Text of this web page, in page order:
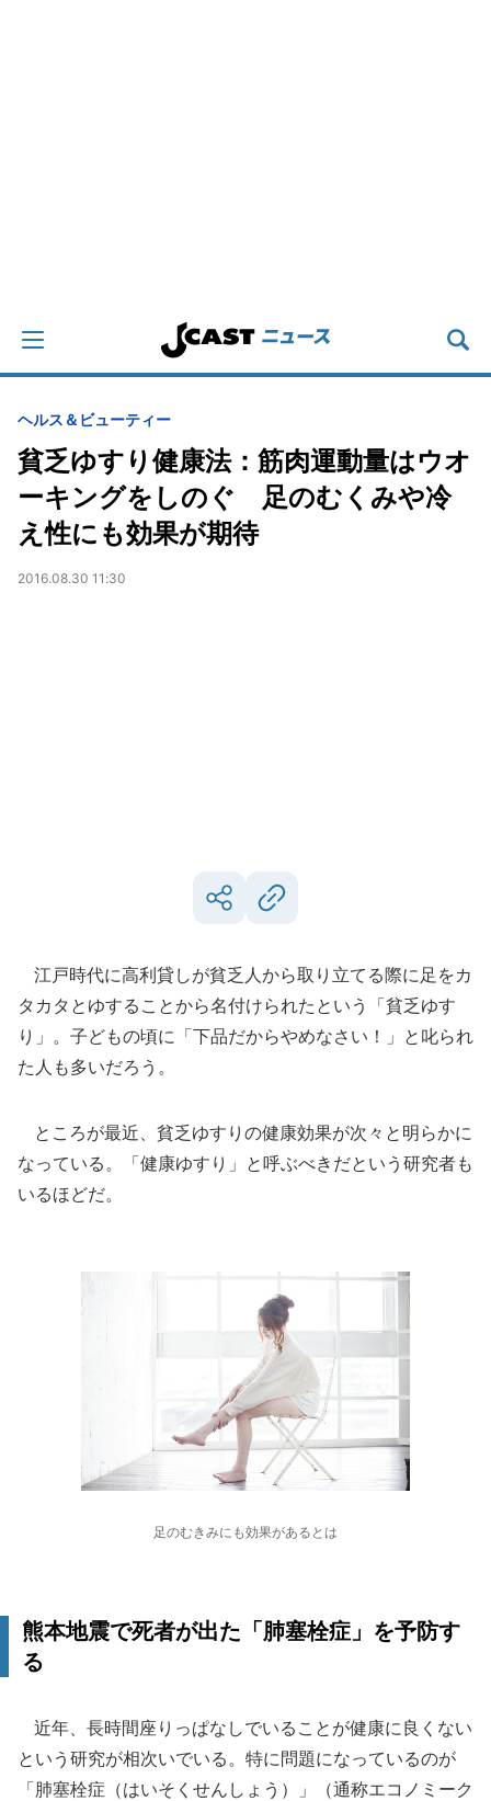
ヘルス＆ビューティー
貧乏ゆすり健康法：筋肉運動量はウオ
ーキングをしのぐ 足のむくみや冷
え性にも効果が期待
2016.08.30 11:30
江戸時代に高利貸しが貧乏人から取り立てる際に足をカ
タカタとゆすることから名付けられたという「貧乏ゆす
り」。子どもの頃に「下品だからやめなさい！」と叱られ
た人も多いだろう。
ところが最近、貧乏ゆすりの健康効果が次々と明らかに
なっている。「健康ゆすり」と呼ぶべきだという研究者も
いるほどだ。
足のむきみにも効果があるとは
熊本地震で死者が出た「肺塞栓症」を予防す
る
近年、長時間座りっぱなしでいることが健康に良くない
という研究が相次いでいる。特に問題になっているのが
「肺塞栓症（はいそくせんしょう）」（通称エコノミーク